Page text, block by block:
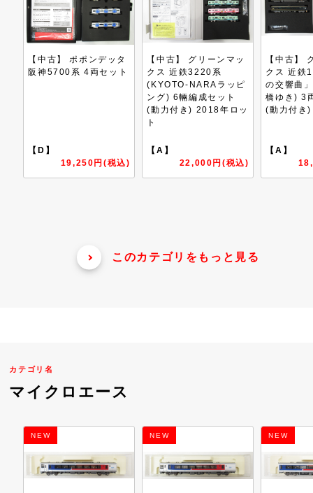
【中古】 グリーンマッ
クス 近鉄3220系
【A】
22,000円(税込)
【中古】 グリーンマッ
クス 近鉄16200系「青
の交響曲」(大阪阿部野
橋ゆき) 3両編成セット
(動力付き)
【A】
18,700円(税込)
【中古】
クス 阪
(1309編
ット (動
【A´】
このカテゴリをもっと見る
カテゴリ名
マイクロエース
NEW NEW NEW